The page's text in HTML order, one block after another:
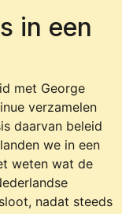
in een
met George
verzamelen
daarvan beleid
we in een
weten wat de
nadat steeds